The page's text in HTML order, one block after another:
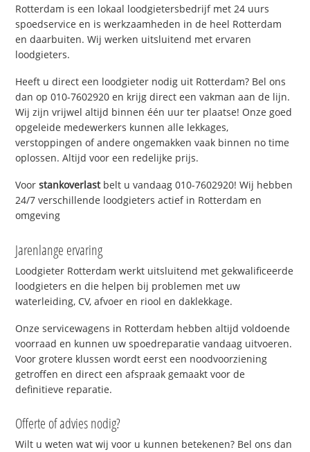
Rotterdam is een lokaal loodgietersbedrijf met 24 uurs
spoedservice en is werkzaamheden in de heel Rotterdam
en daarbuiten. Wij werken uitsluitend met ervaren
loodgieters.
Heeft u direct een loodgieter nodig uit Rotterdam? Bel ons
dan op 010-7602920 en krijg direct een vakman aan de lijn.
Wij zijn vrijwel altijd binnen één uur ter plaatse! Onze goed
opgeleide medewerkers kunnen alle lekkages,
verstoppingen of andere ongemakken vaak binnen no time
oplossen. Altijd voor een redelijke prijs.
Voorstankoverlastbelt u vandaag 010-7602920! Wij hebben
24/7 verschillende loodgieters actief in Rotterdam en
omgeving
Jarenlange ervaring
Loodgieter Rotterdam werkt uitsluitend met gekwalificeerde
loodgieters en die helpen bij problemen met uw
waterleiding, CV, afvoer en riool en daklekkage.
Onze servicewagens in Rotterdam hebben altijd voldoende
voorraad en kunnen uw spoedreparatie vandaag uitvoeren.
Voor grotere klussen wordt eerst een noodvoorziening
getroffen en direct een afspraak gemaakt voor de
definitieve reparatie.
Offerte of advies nodig?
Wilt u weten wat wij voor u kunnen betekenen? Bel ons dan